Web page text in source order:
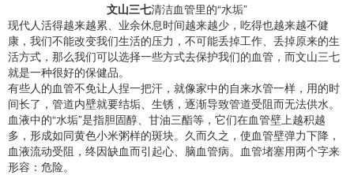
文山三七清洁血管里的“水垢”
现代人活得越来越累、业余休息时间越来越少，吃得也越来越不健
康，我们不能改变我们生活的压力，不可能丢掉工作、丢掉原来的生
活方式，那么我们可以选择一些方式去保护我们的血管，而文山三七
就是一种很好的保健品。
有些人的血管不免让人捏一把汗，就像家中的自来水管一样，用的时
间长了，管道内壁就要结垢、生锈，逐渐导致管道受阻而无法供水。
血液中的“水垢”是指胆固醇、甘油三酯等，它们在血管壁上越积越
多，形成如同黄色小米粥样的斑块。久而久之，使血管壁弹力下降，
血液流动受阻，终因缺血而引起心、脑血管病。血管堵塞用两个字来
形容：危险。